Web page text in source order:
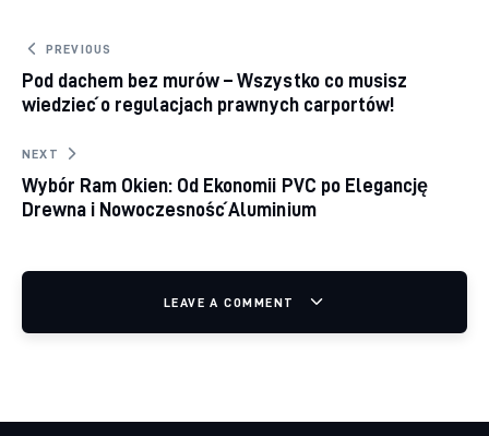
Nawigacja wpisu
PREVIOUS
Pod dachem bez murów – Wszystko co musisz
wiedzieć o regulacjach prawnych carportów!
NEXT
Wybór Ram Okien: Od Ekonomii PVC po Elegancję
Drewna i Nowoczesność Aluminium
LEAVE A COMMENT